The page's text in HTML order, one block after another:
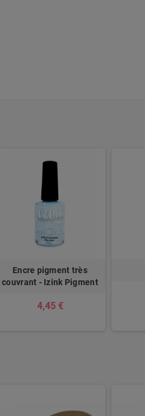
Encre pigment très
couvrant - Izink Pigment
4,45 €